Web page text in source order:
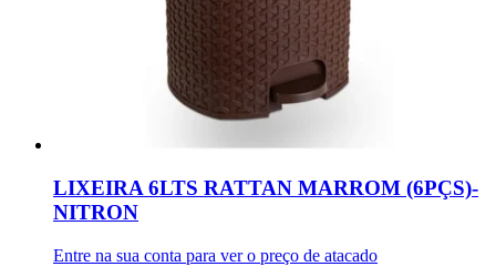
LIXEIRA 6LTS RATTAN MARROM (6PÇS)-
NITRON
Entre na sua conta para ver o preço de atacado